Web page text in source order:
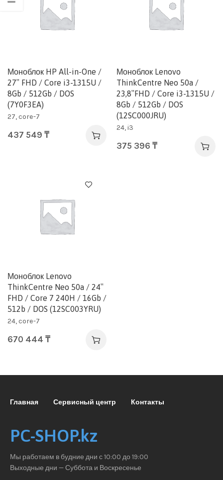
Моноблок HP All-in-One /
27″ FHD / Core i3-1315U /
8Gb / 512Gb / DOS
(7Y0F3EA)
27, core-7
437 549 ₸
Моноблок Lenovo
ThinkCentre Neo 50a /
23,8″FHD / Core i3-1315U /
8Gb / 512Gb / DOS
(12SC000JRU)
24, i3
375 396 ₸
Моноблок Lenovo
ThinkCentre Neo 50a / 24″
FHD / Core 7 240H / 16Gb /
512b / DOS (12SC003YRU)
24, core-7
670 444 ₸
Главная Сервисный центр Контакты
PC-SHOP.kz
Мы работаем в будние дни с 10:00 до 19:00
Выходные дни — Суббота и Воскресенье